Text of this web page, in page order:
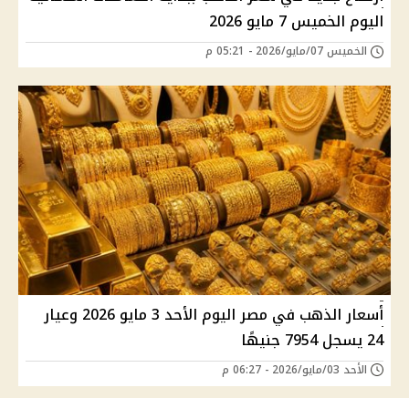
اليوم الخميس 7 مايو 2026
الخميس 07/مايو/2026 - 05:21 م
أسعار الذهب في مصر اليوم الأحد 3 مايو 2026 وعيار
24 يسجل 7954 جنيهًا
الأحد 03/مايو/2026 - 06:27 م